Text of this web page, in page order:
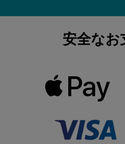
安全なお